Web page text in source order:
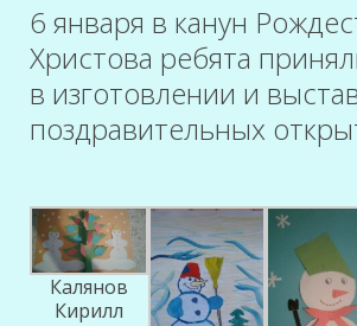
6 января в канун
Христова ребята
в изготовлении и
поздравительных
Калянов
Кирилл